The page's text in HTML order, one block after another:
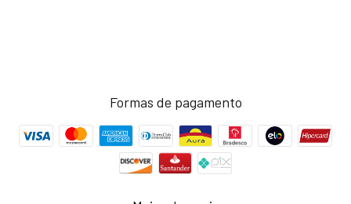
Formas de pagamento